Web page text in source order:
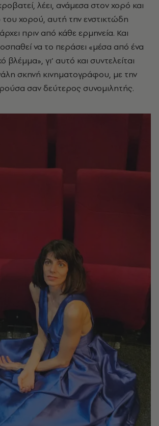
λέει, ανάμεσα στον χορό και
χορού, αυτή την ενστικτώδη
πριν από κάθε ερμηνεία. Και
να το περάσει «μέσα από ένα
βλέμμα», γι’ αυτό και συντελείται
σκηνή κινηματογράφου, με την
σαν δεύτερος συνομιλητής.